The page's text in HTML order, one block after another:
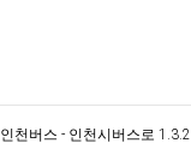
인천버스 - 인천시버스로 1.3.2